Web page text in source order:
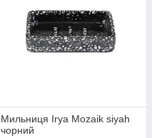
Мильниця Irya Mozaik siyah
чорний